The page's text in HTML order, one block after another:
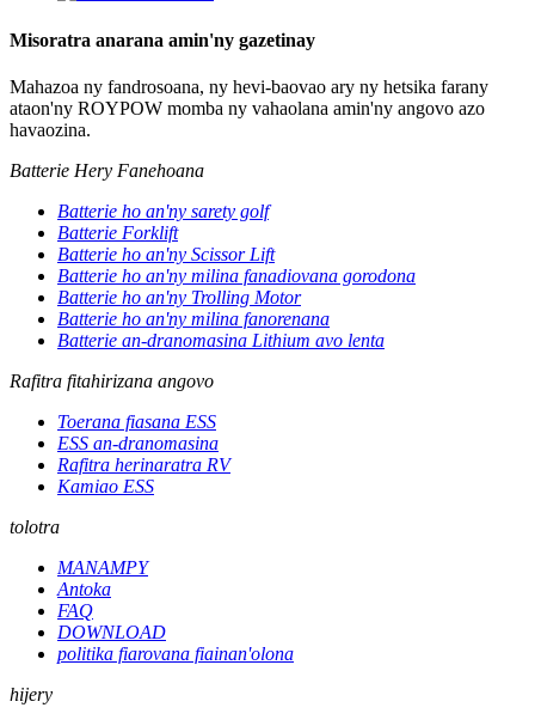
Misoratra anarana amin'ny gazetinay
Mahazoa ny fandrosoana, ny hevi-baovao ary ny hetsika farany
ataon'ny ROYPOW momba ny vahaolana amin'ny angovo azo
havaozina.
Batterie Hery Fanehoana
Batterie ho an'ny sarety golf
Batterie Forklift
Batterie ho an'ny Scissor Lift
Batterie ho an'ny milina fanadiovana gorodona
Batterie ho an'ny Trolling Motor
Batterie ho an'ny milina fanorenana
Batterie an-dranomasina Lithium avo lenta
Rafitra fitahirizana angovo
Toerana fiasana ESS
ESS an-dranomasina
Rafitra herinaratra RV
Kamiao ESS
tolotra
MANAMPY
Antoka
FAQ
DOWNLOAD
politika fiarovana fiainan'olona
hijery